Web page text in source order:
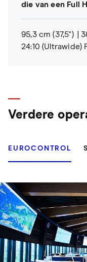
die van een Full
95,3 cm (37,5")
24:10 (Ultrawide)
Verdere
EUROCONTROL